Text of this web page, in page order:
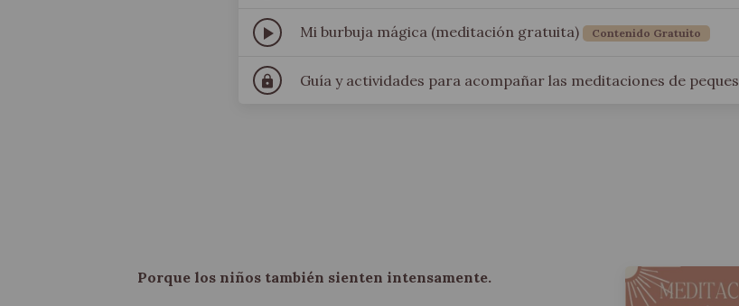
play_arrow Mi burbuja mágica (meditación gratuita) Contenido Gratuito
lock Guía y actividades para acompañar las meditaciones de peques
Porque los niños también sienten intensamente.